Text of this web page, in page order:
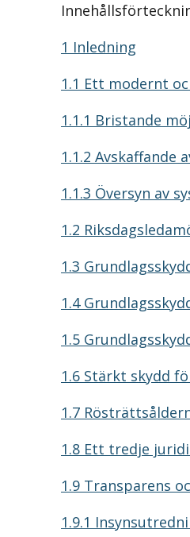
1 Inledning
1.1 Ett modernt
1.1.1 Bristande
1.1.2
1.1.3 Översyn av
1.2
1.3
1.4
1.5
1.6 Stärkt skydd
1.7
1.8 Ett tredje
1.9 Transparens
1.9.1